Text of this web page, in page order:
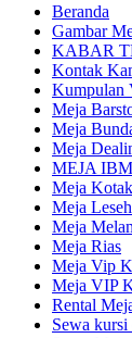
Beranda
Gambar
KABAR
Kontak
Kumpulan
Meja
Meja
Meja
MEJA IBM
Meja Kotak
Meja
Meja
Meja Rias
Meja Vip
Meja VIP
Rental
Sewa kursi